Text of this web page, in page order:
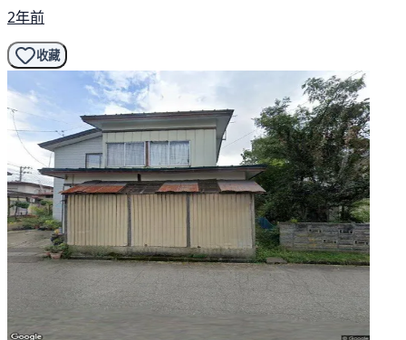
2年前
收藏